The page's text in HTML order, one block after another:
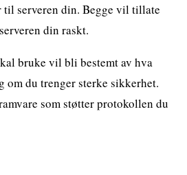
serveren din. Begge vil tillate
din raskt.
bruke vil bli bestemt av hva
om du trenger sterke sikkerhet.
som støtter protokollen du